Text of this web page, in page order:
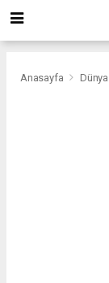
Anasayfa Dünya